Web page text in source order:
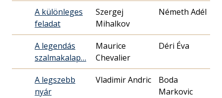
A különleges
feladat
Szergej
Mihalkov
Németh Adél
A legendás
szalmakalap…
Maurice
Chevalier
Déri Éva
A legszebb
nyár
Vladimir Andric
Boda
Markovic